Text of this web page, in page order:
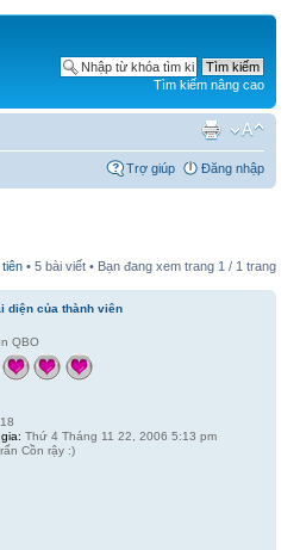
Tìm kiếm nâng cao
Trợ giúp Đăng nhập
• 5 bài viết • Bạn đang xem trang 1 / 1 trang
QBO
Thứ 4 Tháng 11 22, 2006 5:13 pm
Cồn rậy :)